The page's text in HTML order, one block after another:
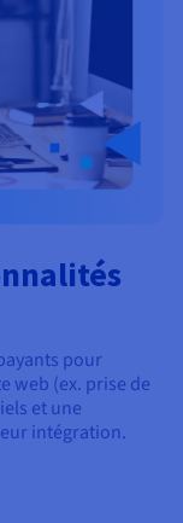
pour
web (ex. prise de
et une
intégration.